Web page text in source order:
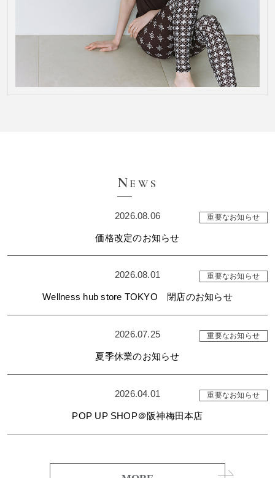
NEWS
重要なお知らせ
2026.08.06
価格改定のお知らせ
重要なお知らせ
2026.08.01
Wellness hub store TOKYO 閉店のお知らせ
重要なお知らせ
2026.07.25
夏季休業のお知らせ
重要なお知らせ
2026.04.01
POP UP SHOP＠阪神梅田本店